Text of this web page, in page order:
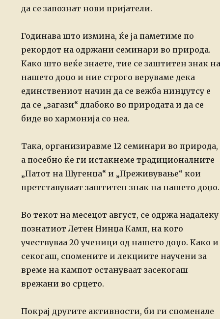
да се запознат нови пријатели.
Годинава што измина, ќе ја паметиме по
рекордот на одржани семинари во природа.
Како што веќе знаете, тие се заштитен знак на
нашето доџо и ние строго веруваме дека
единствениот начин да се вежба нинџутсу е
да се „загази“ длабоко во природата и да се
биде во хармонија со неа.
Така, организиравме 12 семинари во природа,
а посебно ќе ги истакнеме традиционалните
„Патот на Шугенџа“ и „Преживување“ кои
претставуваат заштитен знак на нашето доџо.
Во текот на месецот август, се одржа надалеку
познатиот Летен Нинџа Камп, на кого
учествуваа 20 ученици од нашето доџо. Како и
секогаш, спомените и лекциите научени за
време на кампот остануваат засекогаш
врежани во срцето.
Покрај другите активности, би ги споменале